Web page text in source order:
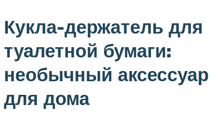
Кукла-держатель для
туалетной бумаги:
необычный аксессуар
для дома